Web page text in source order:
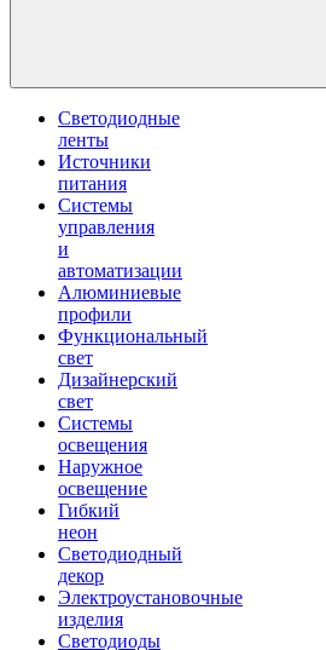
Светодиодные
ленты
Источники
питания
Системы
управления
и
автоматизации
Алюминиевые
профили
Функциональный
свет
Дизайнерский
свет
Системы
освещения
Наружное
освещение
Гибкий
неон
Светодиодный
декор
Электроустановочные
изделия
Светодиоды